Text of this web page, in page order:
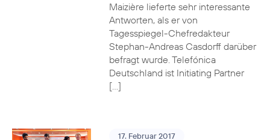
Maizière lieferte sehr interessante
Antworten, als er von
Tagesspiegel-Chefredakteur
Stephan-Andreas Casdorff darüber
befragt wurde. Telefónica
Deutschland ist Initiating Partner
[…]
17. Februar 2017